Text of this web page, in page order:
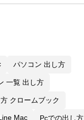
パソコン 出し方
一覧 出し方
クロームブック
Mac Pcでの出し方